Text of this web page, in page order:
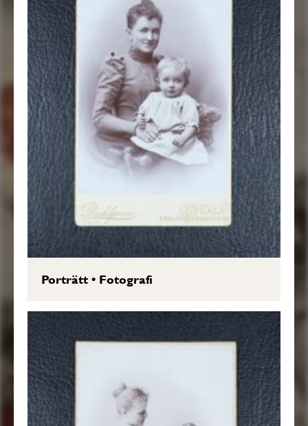
Porträtt• Fotografi